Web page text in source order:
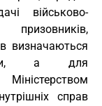
військово-
визначаються
а для
справ